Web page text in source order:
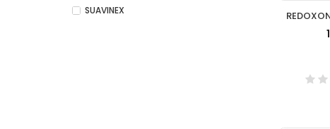
SUAVINEX